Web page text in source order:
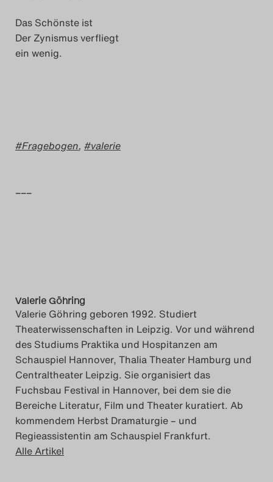
Das Schönste ist
Der Zynismus verfliegt
ein wenig.
Fragebogen, valerie
–––
Valerie Göhring
Valerie Göhring geboren 1992. Studiert
Theaterwissenschaften in Leipzig. Vor und während
des Studiums Praktika und Hospitanzen am
Schauspiel Hannover, Thalia Theater Hamburg und
Centraltheater Leipzig. Sie organisiert das
Fuchsbau Festival in Hannover, bei dem sie die
Bereiche Literatur, Film und Theater kuratiert. Ab
kommendem Herbst Dramaturgie – und
Regieassistentin am Schauspiel Frankfurt.
Alle Artikel